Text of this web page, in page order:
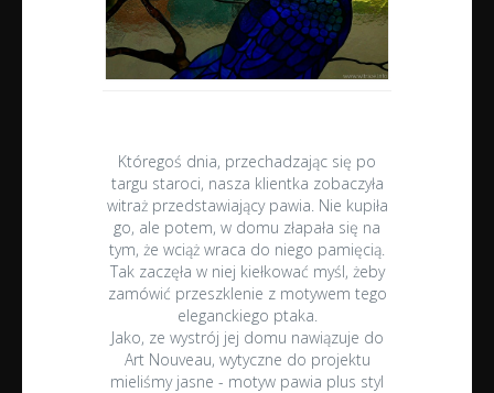
Któregoś dnia, przechadzając się po
targu staroci, nasza klientka zobaczyła
witrażprzedstawiający pawia. Nie kupiła
go, ale potem, w domu złapała się na
tym, że wciąż wraca do niego pamięcią.
Tak zaczęła w niej kiełkować myśl, żeby
zamówić przeszklenie z motywem tego
eleganckiego ptaka.
Jako, ze wystrój jej domu nawiązuje do
Art Nouveau, wytyczne do projektu
mieliśmy jasne - motyw pawia plus styl